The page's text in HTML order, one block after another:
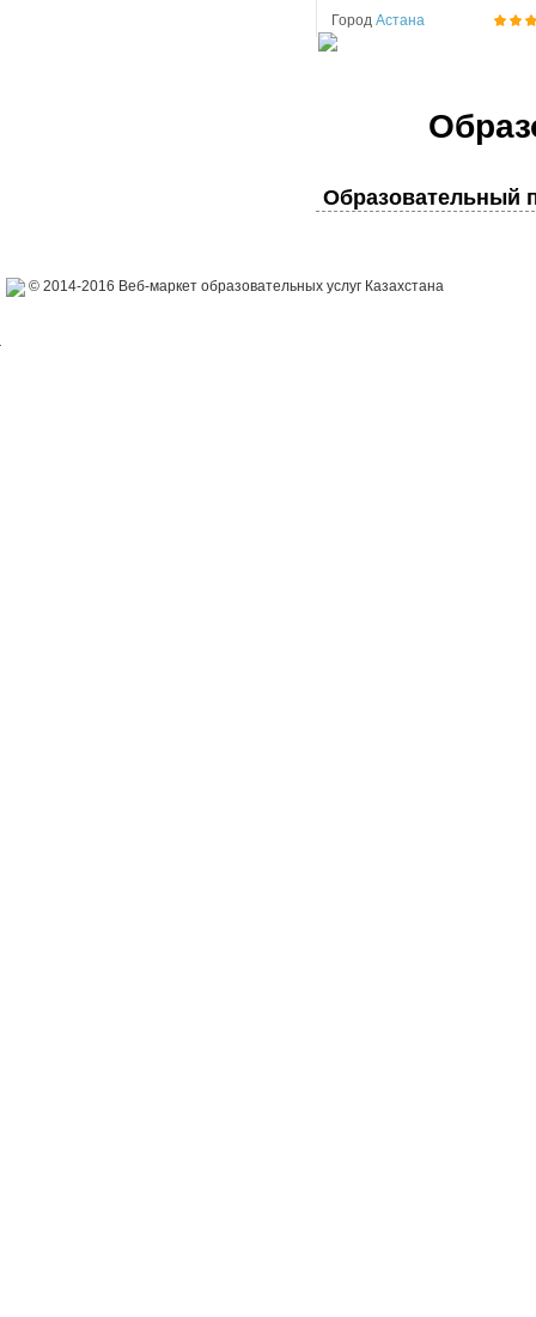
Город Астана
Образовательный
© 2014-2016 Веб-маркет образовательных услуг Казахстана